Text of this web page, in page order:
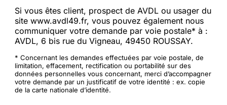
Si vous êtes client, prospect de AVDL ou usager du
site www.avdl49.fr, vous pouvez également nous
communiquer votre demande par voie postale* à :
AVDL, 6 bis rue du Vigneau, 49450 ROUSSAY.
* Concernant les demandes effectuées par voie postale, de
limitation, effacement, rectification ou portabilité sur des
données personnelles vous concernant, merci d’accompagner
votre demande par un justificatif de votre identité : ex. copie
de la carte nationale d’identité.